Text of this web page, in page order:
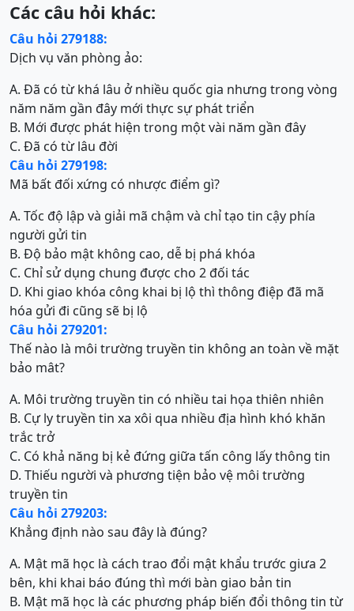
Các câu hỏi khác:
Câu hỏi 279188:
Dịch vụ văn phòng ảo:
A. Đã có từ khá lâu ở nhiều quốc gia nhưng trong vòng
năm năm gần đây mới thực sự phát triển
B. Mới được phát hiện trong một vài năm gần đây
C. Đã có từ lâu đời
Câu hỏi 279198:
Mã bất đối xứng có nhược điểm gì?
A. Tốc độ lập và giải mã chậm và chỉ tạo tin cậy phía
người gửi tin
B. Độ bảo mật không cao, dễ bị phá khóa
C. Chỉ sử dụng chung được cho 2 đối tác
D. Khi giao khóa công khai bị lộ thì thông điệp đã mã
hóa gửi đi cũng sẽ bị lộ
Câu hỏi 279201:
Thế nào là môi trường truyền tin không an toàn về mặt
bảo mât?
A. Môi trường truyền tin có nhiều tai họa thiên nhiên
B. Cự ly truyền tin xa xôi qua nhiều địa hình khó khăn
trắc trở
C. Có khả năng bị kẻ đứng giữa tấn công lấy thông tin
D. Thiếu người và phương tiện bảo vệ môi trường
truyền tin
Câu hỏi 279203:
Khẳng định nào sau đây là đúng?
A. Mật mã học là cách trao đổi mật khẩu trước giưa 2
bên, khi khai báo đúng thì mới bàn giao bản tin
B. Mật mã học là các phương pháp biến đổi thông tin từ